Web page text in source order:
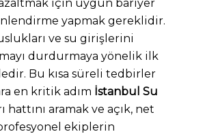
için uygun bariyer
yapmak gereklidir.
ve su girişlerini
durdurmaya yönelik ilk
Bu kısa süreli tedbirler
en kritik adım İstanbul Su
hattını aramak ve açık, net
ekiplerin